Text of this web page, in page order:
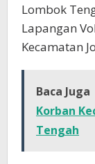
Lombok
Lapangan
Kecamatan
Baca Juga
Korban
Tengah